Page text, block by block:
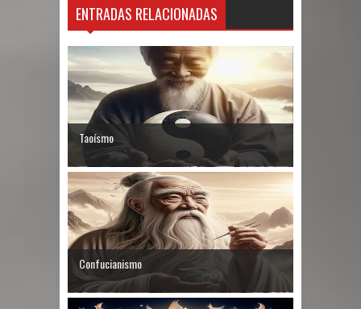
ENTRADAS RELACIONADAS
Taoísmo
Confucianismo